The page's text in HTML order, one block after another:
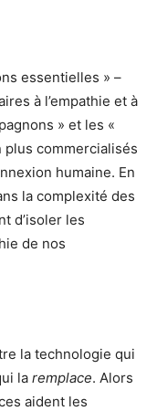
essentielles » –
à l’empathie et à
» et les «
plus commercialisés
humaine. En
la complexité des
d’isoler les
de nos
la technologie qui
la remplace. Alors
aident les